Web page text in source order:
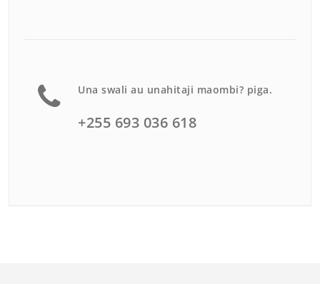
Una swali au unahitaji maombi? piga.
+255 693 036 618